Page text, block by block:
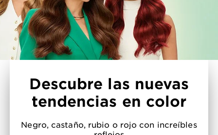
Descubre las nuevas
tendencias en color
Negro, castaño, rubio o rojo con increíbles